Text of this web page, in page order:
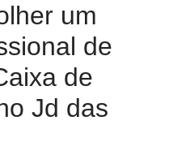
um
de
de
Jd das